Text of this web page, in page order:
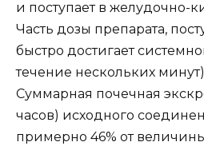
и поступает в желудочно-
Часть дозы препарата,
быстро достигает
течение нескольких
Суммарная почечная
часов) исходного
примерно 46% от